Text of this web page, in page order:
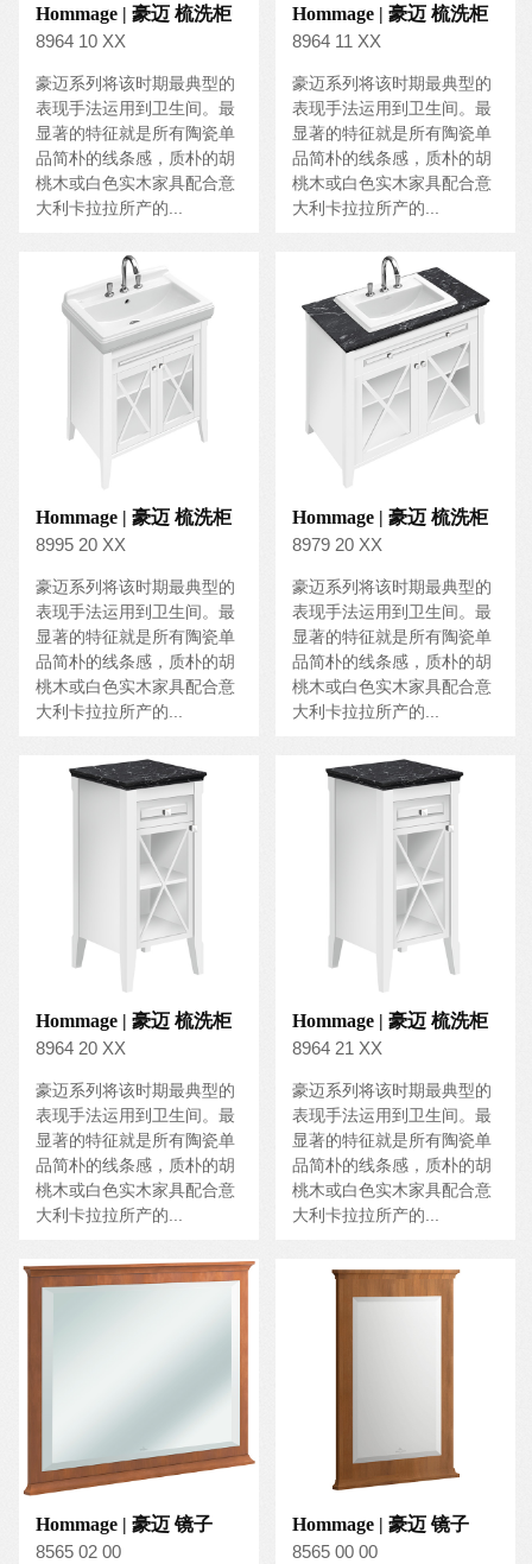
Hommage | 豪迈 梳洗柜
8964 10 XX
豪迈系列将该时期最典型的
表现手法运用到卫生间。最
显著的特征就是所有陶瓷单
品简朴的线条感，质朴的胡
桃木或白色实木家具配合意
大利卡拉拉所产的...
Hommage | 豪迈 梳洗柜
8964 11 XX
豪迈系列将该时期最典型的
表现手法运用到卫生间。最
显著的特征就是所有陶瓷单
品简朴的线条感，质朴的胡
桃木或白色实木家具配合意
大利卡拉拉所产的...
Hommage | 豪迈 梳洗柜
8995 20 XX
豪迈系列将该时期最典型的
表现手法运用到卫生间。最
显著的特征就是所有陶瓷单
品简朴的线条感，质朴的胡
桃木或白色实木家具配合意
大利卡拉拉所产的...
Hommage | 豪迈 梳洗柜
8979 20 XX
豪迈系列将该时期最典型的
表现手法运用到卫生间。最
显著的特征就是所有陶瓷单
品简朴的线条感，质朴的胡
桃木或白色实木家具配合意
大利卡拉拉所产的...
Hommage | 豪迈 梳洗柜
8964 20 XX
豪迈系列将该时期最典型的
表现手法运用到卫生间。最
显著的特征就是所有陶瓷单
品简朴的线条感，质朴的胡
桃木或白色实木家具配合意
大利卡拉拉所产的...
Hommage | 豪迈 梳洗柜
8964 21 XX
豪迈系列将该时期最典型的
表现手法运用到卫生间。最
显著的特征就是所有陶瓷单
品简朴的线条感，质朴的胡
桃木或白色实木家具配合意
大利卡拉拉所产的...
Hommage | 豪迈 镜子
8565 02 00
Hommage | 豪迈 镜子
8565 00 00